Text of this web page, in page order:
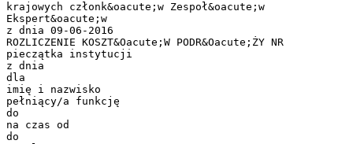
krajowych członk&oacute;w Zespoł&oacute;w
Ekspert&oacute;w
z dnia 09-06-2016
ROZLICZENIE KOSZT&Oacute;W PODR&Oacute;ŻY NR
pieczątka instytucji
z dnia
dla
imię i nazwisko
pełniący/a funkcję
do
na czas od
do